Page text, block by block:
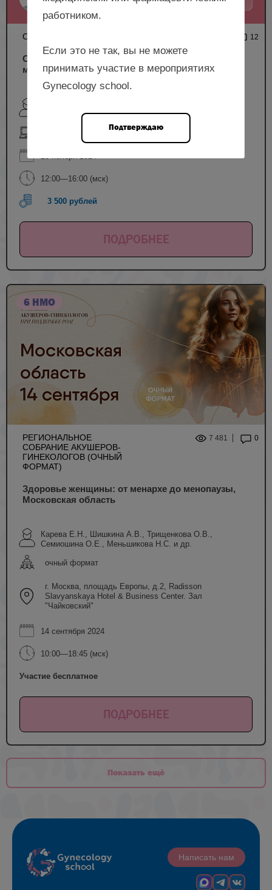
ОНЛАЙН-ШКОЛА 12
Оценка репаративных процессов оперированной
матки
Чечнева М.А.
12:00—16:00 (мск)
3 500 рублей
ПОДРОБНЕЕ
6 НМО
РЕГИОНАЛЬНОЕ
СОБРАНИЕ АКУШЕРОВ-
ГИНЕКОЛОГОВ (ОЧНЫЙ
ФОРМАТ)
7 481 0
Здоровье женщины: от менархе до менопаузы,
Московская область
Карева Е.Н., Шишкина А.В., Трищенкова О.В.,
Семиошина О.Е., Меньшикова Н.С. и др.
очный формат
г. Москва, площадь Европы, д.2, Radisson
Slavyanskaya Hotel & Business Center. Зал
"Чайковский"
14 сентября 2024
10:00—18:45 (мск)
Участие бесплатное
ПОДРОБНЕЕ
Показать ещё
Написать нам
работником.
Если это не так, вы не можете
принимать участие в мероприятиях
Gynecology school.
Подтверждаю